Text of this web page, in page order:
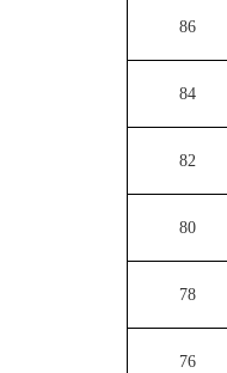
86
84
82
80
78
76